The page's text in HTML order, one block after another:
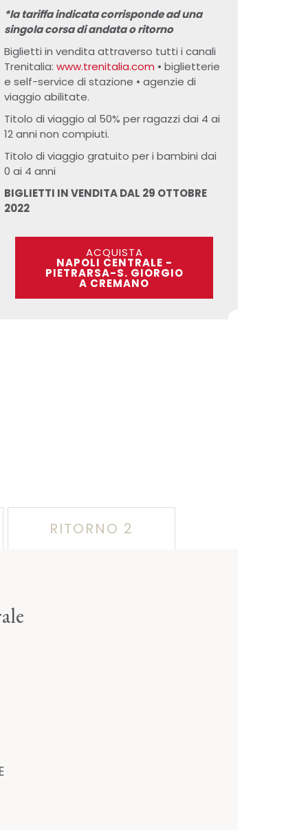
*la tariffa indicata corrisponde ad una
singola corsa di andata o ritorno
Biglietti in vendita attraverso tutti i canali
Trenitalia: www.trenitalia.com • biglietterie
e self-service di stazione • agenzie di
viaggio abilitate.
Titolo di viaggio al 50% per ragazzi dai 4 ai
12 anni non compiuti.
Titolo di viaggio gratuito per i bambini dai
0 ai 4 anni
BIGLIETTI IN VENDITA DAL 29 OTTOBRE
2022
ACQUISTA
NAPOLI CENTRALE -
PIETRARSA-S. GIORGIO
A CREMANO
RITORNO 2